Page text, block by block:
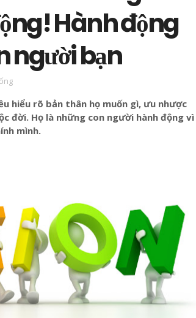
Hành động
người bạn
hiểu rõ bản thân họ muốn gì, ưu nhược
đời. Họ là những con người hành động vì
mình.